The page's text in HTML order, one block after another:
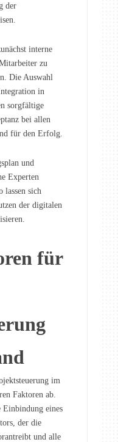
der
interne
zu
Die Auswahl
in
sorgfältige
bei allen
für den Erfolg.
und
Experten
lassen sich
der digitalen
für
im
Faktoren ab.
eines
der die
und alle